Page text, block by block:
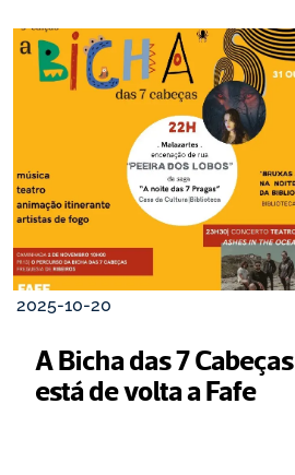
2025-10-20
A Bicha das 7 Cabeças
está de volta a Fafe